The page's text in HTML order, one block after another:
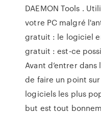
DAEMON Tools .
votre PC malgré
gratuit : le logiciel
gratuit : est-ce
Avant d’entrer
de faire un point
logiciels les plus
but est tout